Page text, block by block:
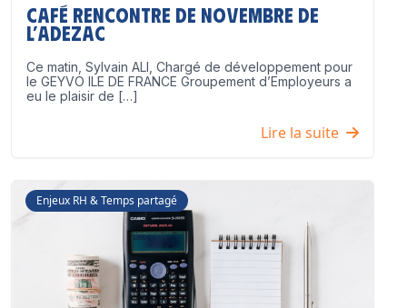
Café Rencontre de Novembre de
l’ADEZAC
Ce matin, Sylvain ALI, Chargé de développement pour
le GEYVO ILE DE FRANCE Groupement d’Employeurs a
eu le plaisir de […]
Lire la suite
Enjeux RH & Temps partagé